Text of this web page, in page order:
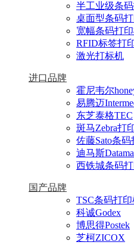
半工业级条
桌面型条码
宽幅条码打
RFID标签打
激光打标机
进口品牌
霍尼韦尔
易腾迈
东芝泰格TEC
斑马Zebra打
佐藤Sato条
迪马斯
西铁城条码
国产品牌
TSC条码打
科诚Godex
博思得Postek
芝柯ZICOX